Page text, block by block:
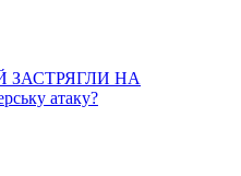
ЗАСТРЯГЛИ НА
атаку?